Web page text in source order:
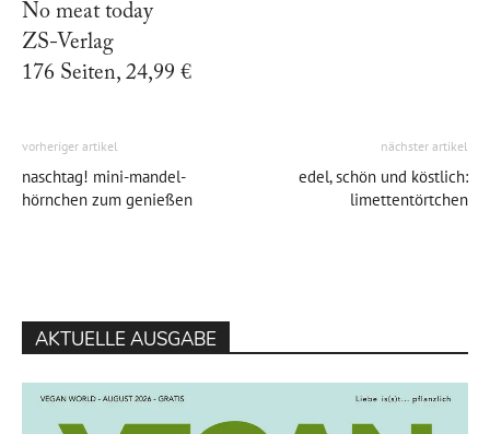
No meat today
ZS-Verlag
176 Seiten, 24,99 €
vorheriger artikel
naschtag! mini-mandel-
hörnchen zum genießen
nächster artikel
edel, schön und köstlich:
limettentörtchen
AKTUELLE AUSGABE